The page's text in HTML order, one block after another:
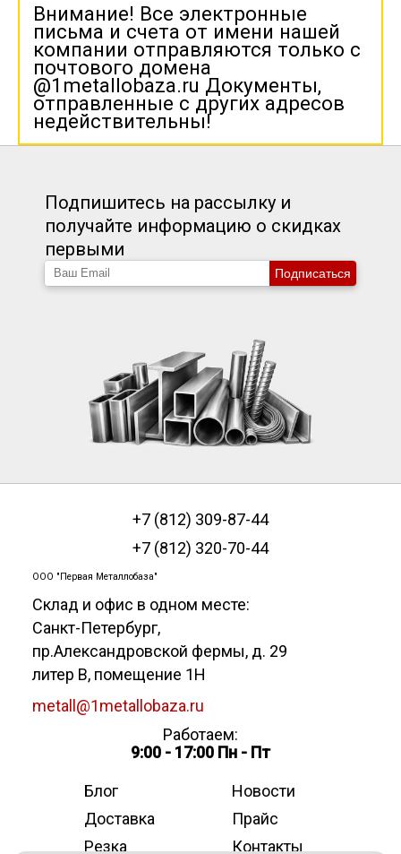
Внимание! Все электронные
письма и счета от имени нашей
компании отправляются только с
почтового домена
@1metallobaza.ru Документы,
отправленные с других адресов
недействительны!
Подпишитесь на рассылку и
получайте информацию о скидках
первыми
Подписаться
+7 (812) 309-87-44
+7 (812) 320-70-44
ООО "Первая Металлобаза"
Склад и офис в одном месте:
Санкт-Петербург,
пр.Александровской фермы, д. 29
литер В, помещение 1Н
metall@1metallobaza.ru
Работаем:
9:00 - 17:00 Пн - Пт
Блог
Новости
Доставка
Прайс
Резка
Контакты